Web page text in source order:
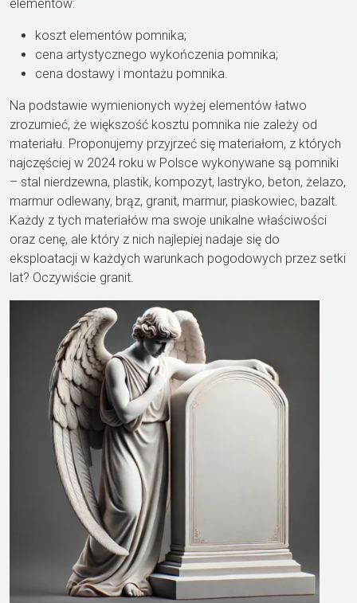
elementów:
koszt elementów pomnika;
cena artystycznego wykończenia pomnika;
cena dostawy i montażu pomnika.
Na podstawie wymienionych wyżej elementów łatwo
zrozumieć, że większość kosztu pomnika nie zależy od
materiału. Proponujemy przyjrzeć się materiałom, z których
najczęściej w 2024 roku w Polsce wykonywane są pomniki
– stal nierdzewna, plastik, kompozyt, lastryko, beton, żelazo,
marmur odlewany, brąz, granit, marmur, piaskowiec, bazalt.
Każdy z tych materiałów ma swoje unikalne właściwości
oraz cenę, ale który z nich najlepiej nadaje się do
eksploatacji w każdych warunkach pogodowych przez setki
lat? Oczywiście granit.